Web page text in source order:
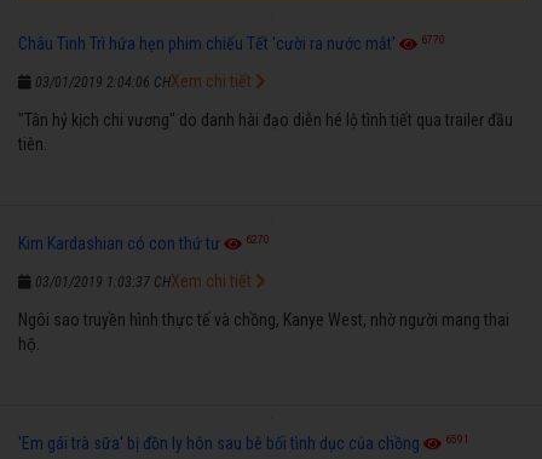
Châu Tinh Trì hứa hẹn phim chiếu Tết 'cười ra nước mắt' 6770
03/01/2019 2:04:06 CH
"Tân hỷ kịch chi vương" do danh hài đạo diễn hé lộ tình tiết qua trailer đầu
tiên.
Xem chi tiết
Kim Kardashian có con thứ tư 6270
03/01/2019 1:03:37 CH
Ngôi sao truyền hình thực tế và chồng, Kanye West, nhờ người mang thai
hộ.
Xem chi tiết
'Em gái trà sữa' bị đồn ly hôn sau bê bối tình dục của chồng 6591